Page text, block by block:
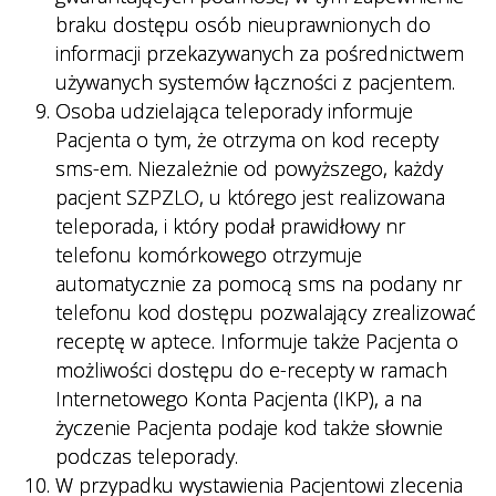
braku dostępu osób nieuprawnionych do
informacji przekazywanych za pośrednictwem
używanych systemów łączności z pacjentem.
Osoba udzielająca teleporady informuje
Pacjenta o tym, że otrzyma on kod recepty
sms-em. Niezależnie od powyższego, każdy
pacjent SZPZLO, u którego jest realizowana
teleporada, i który podał prawidłowy nr
telefonu komórkowego otrzymuje
automatycznie za pomocą sms na podany nr
telefonu kod dostępu pozwalający zrealizować
receptę w aptece. Informuje także Pacjenta o
możliwości dostępu do e-recepty w ramach
Internetowego Konta Pacjenta (IKP), a na
życzenie Pacjenta podaje kod także słownie
podczas teleporady.
W przypadku wystawienia Pacjentowi zlecenia